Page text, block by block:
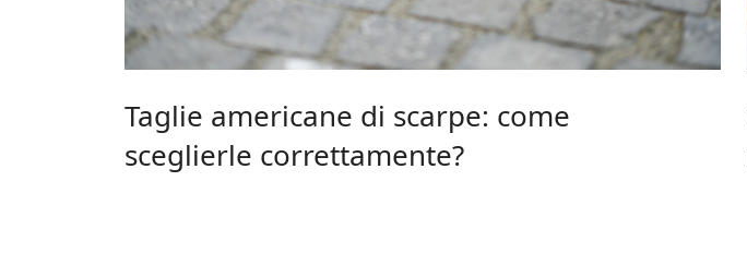
Taglie americane di scarpe: come
sceglierle correttamente?